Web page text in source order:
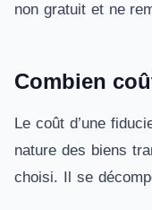
non gratuit et ne
Combien
Le coût d’une
nature des biens
choisi. Il se